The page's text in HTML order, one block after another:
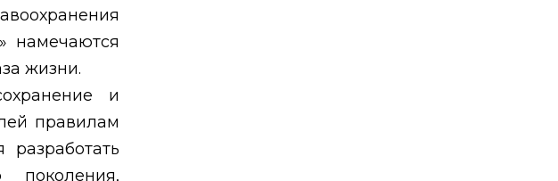
намечаются
жизни.
и
правилам
поколения,